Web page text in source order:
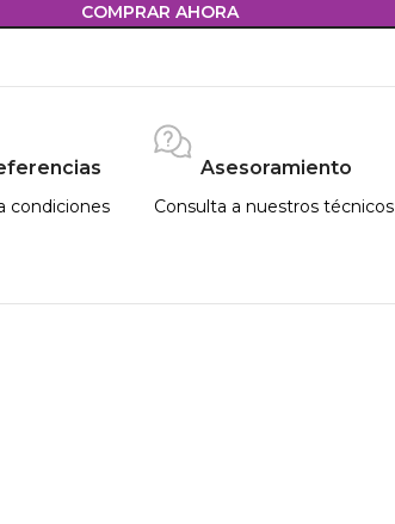
COMPRAR AHORA
condiciones
Asesoramiento
Consulta a nuestros técnicos